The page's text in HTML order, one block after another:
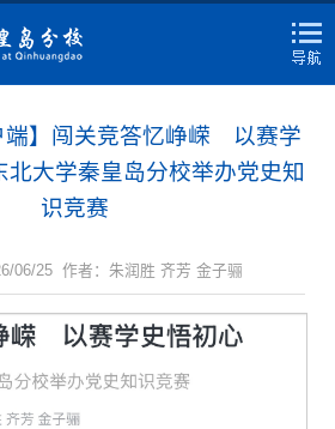
端】闯关竞答忆峥嵘 以赛学
大学秦皇岛分校举办党史知
识竞赛
06/25 作者：朱润胜 齐芳 金子骊